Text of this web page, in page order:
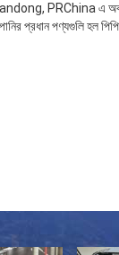
এ অবস্থিত।
প্রধান পণ্যগুলি হল